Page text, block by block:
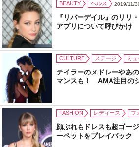
BEAUTY ヘルス 2019/11/
『リバーデイル』のリリ
アプリについて呼びかけ
CULTURE ステージ ミ
テイラーのメドレーやあ
マンスも！ AMA注目の
FASHION レディース フ
顔ぶれもドレスも超ゴー
ーペットをプレイバック